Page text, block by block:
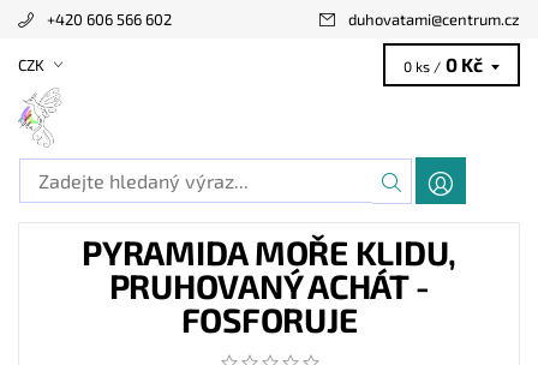
+420 606 566 602 duhovatami@centrum.cz
CZK 0 ks / 0 Kč
PYRAMIDA MOŘE KLIDU,
PRUHOVANÝ ACHÁT -
FOSFORUJE